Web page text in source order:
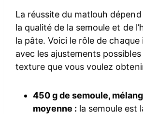
La réussite du matlouh
la qualité de la semoule et de
la pâte. Voici le rôle de
avec les ajustements possibles
texture que vous voulez
450 g de semoule,
moyenne : la semoule est